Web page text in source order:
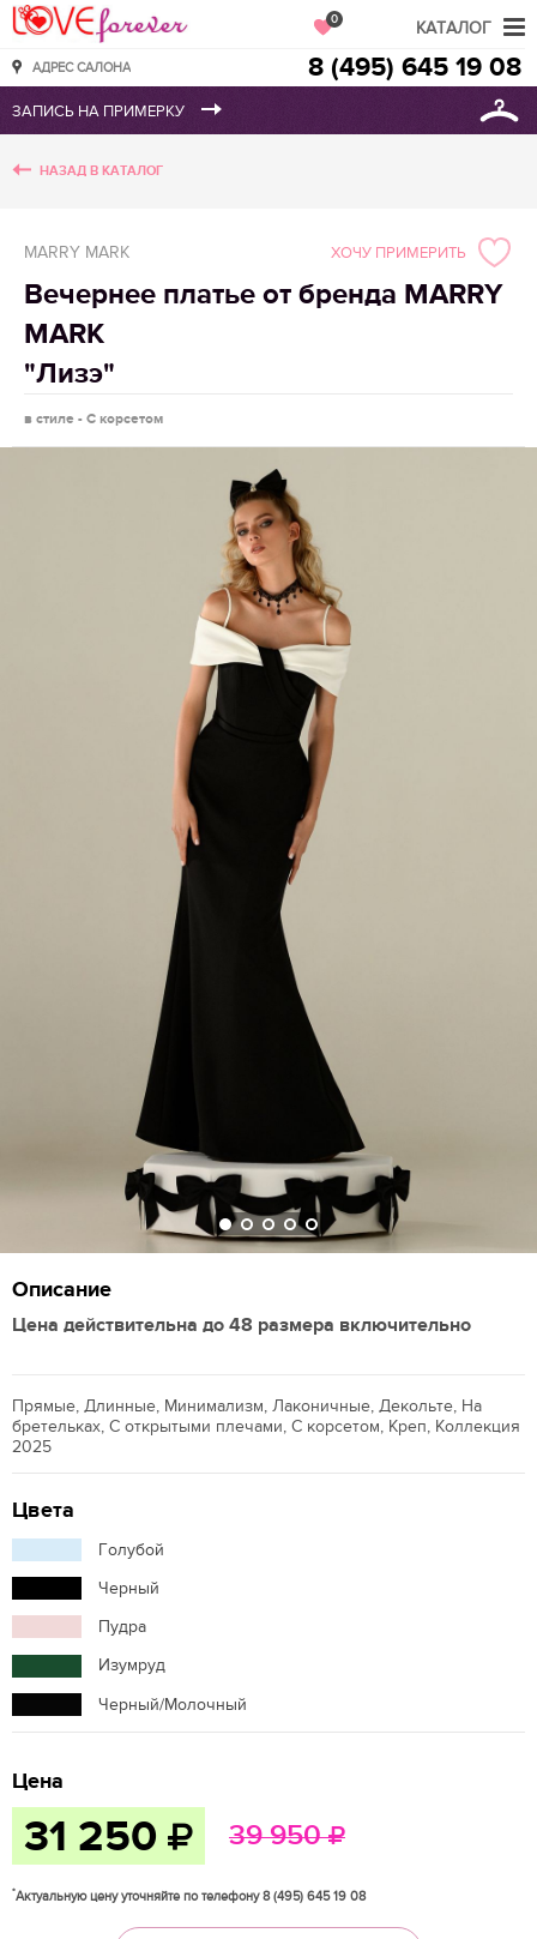
Love Forever
АДРЕС САЛОНА
0
8 (495) 645 19 08
НАЗАД В КАТАЛОГ
MARRY MARK
Вечернее платье от бренда MARRY
MARK
"Лизэ"
в стиле - С корсетом
ХОЧУ ПРИМЕРИТЬ
Описание
Цена действительна до 48 размера включительно
Прямые, Длинные, Минимализм, Лаконичные, Декольте, На
бретельках, С открытыми плечами, С корсетом, Креп, Коллекция
2025
Цвета
Голубой
Черный
Пудра
Изумруд
Черный/Молочный
Цена
31 250 39 950
*Актуальную цену уточняйте по телефону 8 (495) 645 19 08
КАТАЛОГ